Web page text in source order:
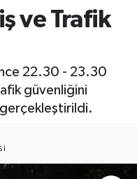
ve Trafik
22.30 - 23.30
güvenliğini
Fikstür